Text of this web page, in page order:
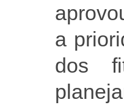
a
dos